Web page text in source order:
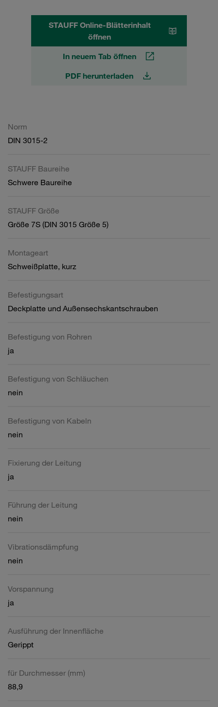
STAUFF Online-Blätterinhalt
öffnen
In neuem Tab öffnen
PDF herunterladen
Norm
DIN 3015-2
STAUFF Baureihe
Schwere Baureihe
STAUFF Größe
Größe 7S (DIN 3015 Größe 5)
Montageart
Schweißplatte, kurz
Befestigungsart
Deckplatte und Außensechskantschrauben
Befestigung von Rohren
ja
Befestigung von Schläuchen
nein
Befestigung von Kabeln
nein
Fixierung der Leitung
ja
Führung der Leitung
nein
Vibrationsdämpfung
nein
Vorspannung
ja
Ausführung der Innenfläche
Gerippt
für Durchmesser (mm)
88,9